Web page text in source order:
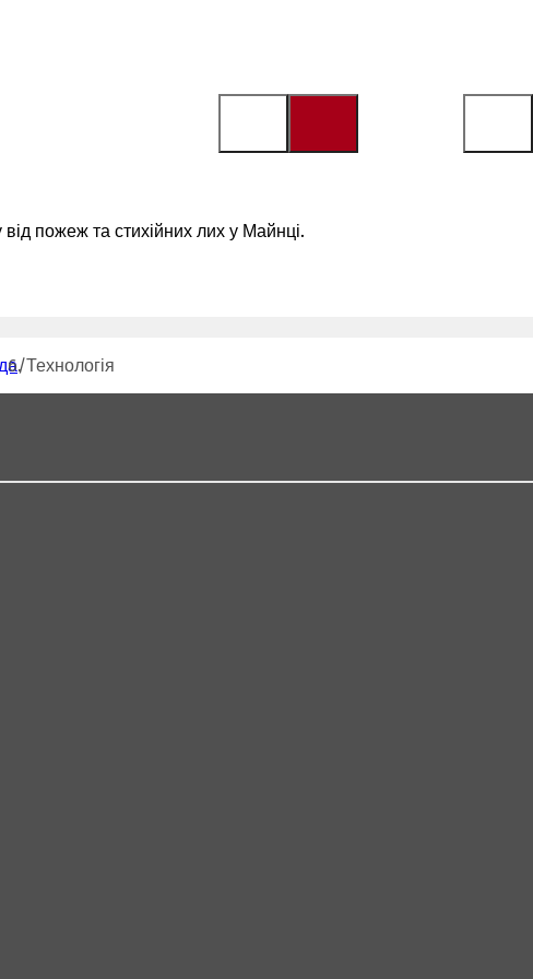
пожеж та стихійних лих у Майнці.
Технологія